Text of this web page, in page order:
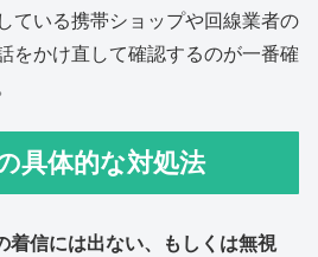
ている携帯ショップや回線業者の
をかけ直して確認するのが一番確
具体的な対処法
着信には出ない、もしくは無視